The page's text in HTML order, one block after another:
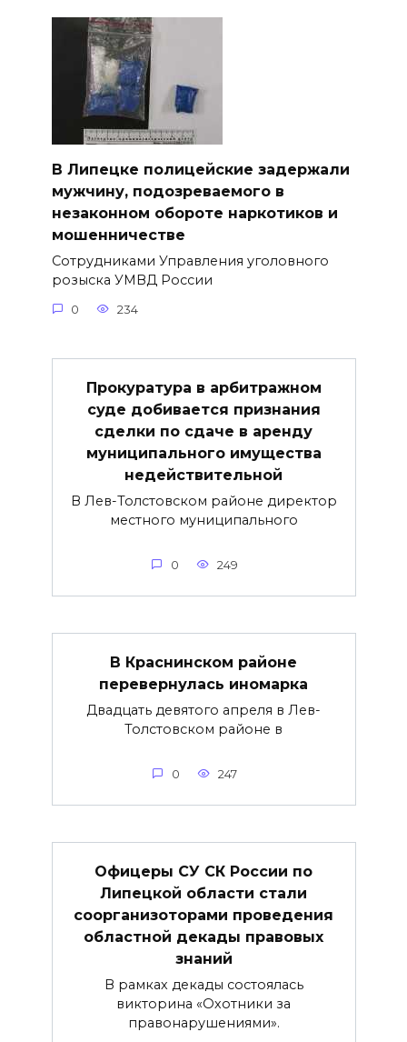
В Липецке полицейские задержали
мужчину, подозреваемого в
незаконном обороте наркотиков и
мошенничестве
Сотрудниками Управления уголовного
розыска УМВД России
0 234
Прокуратура в арбитражном
суде добивается признания
сделки по сдаче в аренду
муниципального имущества
недействительной
В Лев-Толстовском районе директор
местного муниципального
0 249
В Краснинском районе
перевернулась иномарка
Двадцать девятого апреля в Лев-
Толстовском районе в
0 247
Офицеры СУ СК России по
Липецкой области стали
соорганизоторами проведения
областной декады правовых
знаний
В рамках декады состоялась
викторина «Охотники за
правонарушениями».